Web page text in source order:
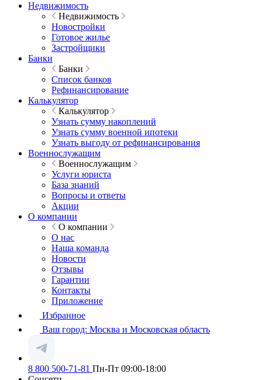
Недвижимость
Недвижимость
Новостройки
Готовое жилье
Застройщики
Банки
Банки
Список банков
Рефинансирование
Калькулятор
Калькулятор
Узнать сумму накоплений
Узнать сумму военной ипотеки
Узнать выгоду от рефинансирования
Военнослужащим
Военнослужащим
Услуги юриста
База знаний
Вопросы и ответы
Акции
О компании
О компании
О нас
Наша команда
Новости
Отзывы
Гарантии
Контакты
Приложение
Избранное
Ваш город: Москва и Московская область
8 800 500-71-81 Пн-Пт 09:00-18:00